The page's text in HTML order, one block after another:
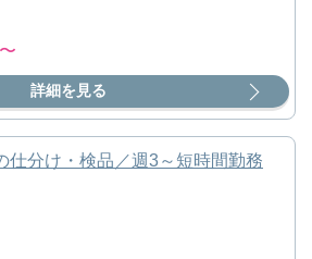
詳細を見る
仕分け・検品／週3～短時間勤務